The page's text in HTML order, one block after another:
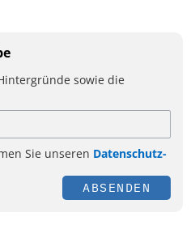
sowie die
Sie unseren Datenschutz-
ABSENDEN